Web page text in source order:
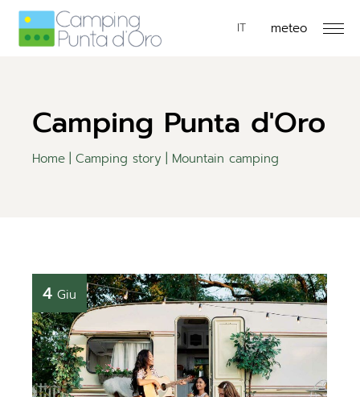
IT
EN meteo
Camping Punta d'Oro
Home Camping story Mountain camping
4 Giu